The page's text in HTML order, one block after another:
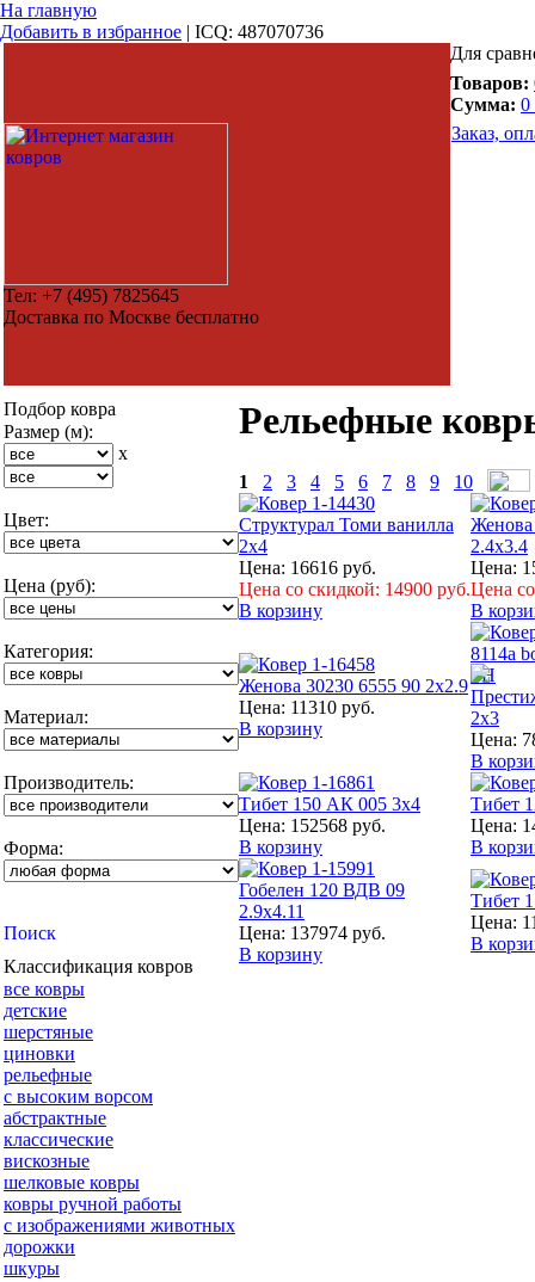
На главную
Добавить в избранное | ICQ: 487070736
Тел: +7 (495) 7825645
Доставка по Москве бесплатно
Для
Товаров:
Сумма: 0
Заказ,
Подбор ковра
Размер (м):
x
Цвет:
Цена (руб):
Категория:
Материал:
Производитель:
Форма:
Классификация ковров
все ковры
детские
шерстяные
циновки
рельефные
с высоким ворсом
абстрактные
классические
вискозные
шелковые ковры
ковры ручной работы
с изображениями животных
дорожки
шкуры
Рельефные
1 2 3 4 5 6 7 8 9 10
Структурал Томи ванилла
2x4
Цена: 16616 руб.
Цена cо скидкой: 14900 руб.
В корзину
Женова
2.4x3.4
Цена:
Цена
В
Женова 30230 6555 90 2x2.9
Цена: 11310 руб.
В корзину
2x3
Цена:
В
Тибет 150 АК 005 3x4
Цена: 152568 руб.
В корзину
Тибет
Цена:
В
Гобелен 120 ВДВ 09
2.9x4.11
Цена: 137974 руб.
В корзину
Тибет
Цена:
В